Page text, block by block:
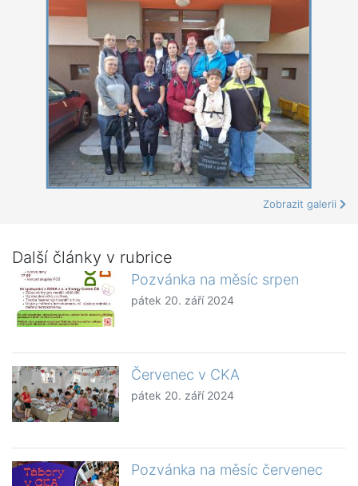
Zobrazit galerii
Další články v rubrice
Pozvánka na měsíc srpen
pátek 20. září 2024
Červenec v CKA
pátek 20. září 2024
Pozvánka na měsíc červenec